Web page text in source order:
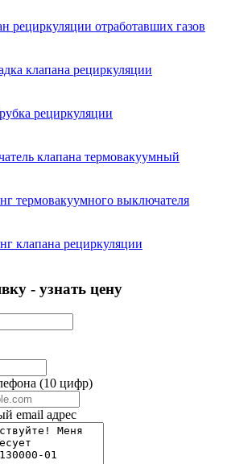
рециркуляции отработавших газов
клапана рециркуляции
рециркуляции
клапана термовакуумный
термовакуумного выключателя
клапана рециркуляции
- узнать цену
(10 цифр)
email адрес